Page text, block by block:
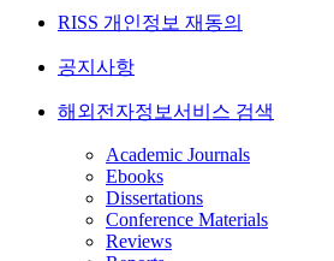
RISS 개인정보 재동의
공지사항
해외전자정보서비스 검색
Academic Journals
Ebooks
Dissertations
Conference Materials
Reviews